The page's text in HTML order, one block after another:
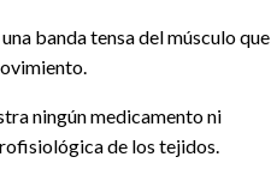
banda tensa del músculo que
ningún medicamento ni
de los tejidos.